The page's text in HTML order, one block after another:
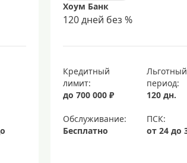
Хоум Банк
120 дней без %
Кредитный
лимит:
до 700 000 ₽
Льготный
период:
120 дн.
Обслуживание:
Бесплатно